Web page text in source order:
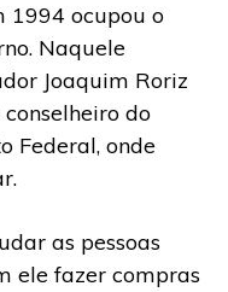
1994 ocupou o
Naquele
Joaquim Roriz
do
Federal, onde
as pessoas
ele fazer compras